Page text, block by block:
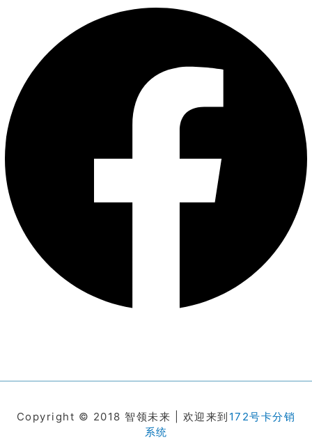
Copyright © 2018 智领未来 | 欢迎来到 172号卡分销
系统